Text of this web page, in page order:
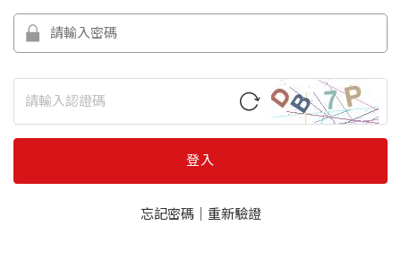
登入
忘記密碼｜ 重新驗證